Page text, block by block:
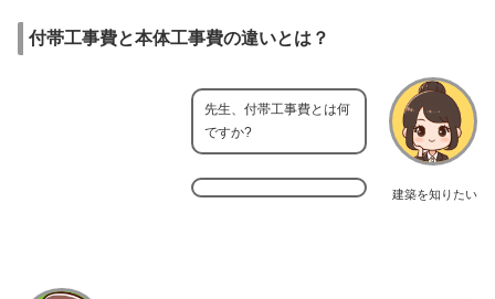
付帯工事費と本体工事費の違いとは？
建築を知りたい
先生、付帯工事費とは何
ですか?